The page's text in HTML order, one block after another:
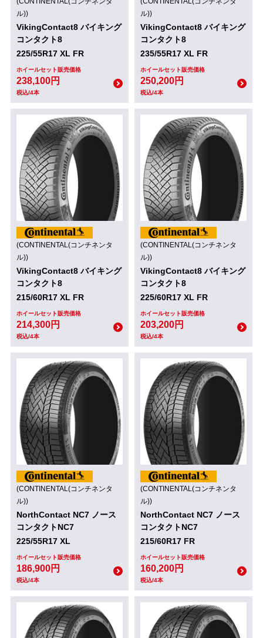
ル))
VikingContact8 バイキング
コンタクト8
225/55R17 XL FR
ホイールセット販売価格
238,100円
税込/4本
ル))
VikingContact8 バイキング
コンタクト8
235/55R17 XL FR
ホイールセット販売価格
250,200円
税込/4本
(CONTINENTAL(コンチネンタ
ル))
VikingContact8 バイキング
コンタクト8
215/60R17 XL FR
ホイールセット販売価格
214,300円
税込/4本
(CONTINENTAL(コンチネンタ
ル))
VikingContact8 バイキング
コンタクト8
225/60R17 XL FR
ホイールセット販売価格
203,200円
税込/4本
(CONTINENTAL(コンチネンタ
ル))
NorthContact NC7 ノース
コンタクトNC7
225/55R17 XL
ホイールセット販売価格
186,900円
税込/4本
(CONTINENTAL(コンチネンタ
ル))
NorthContact NC7 ノース
コンタクトNC7
215/60R17 FR
ホイールセット販売価格
160,200円
税込/4本